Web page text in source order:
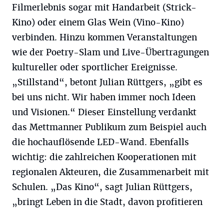
Filmerlebnis sogar mit Handarbeit (Strick-
Kino) oder einem Glas Wein (Vino-Kino)
verbinden. Hinzu kommen Veranstaltungen
wie der Poetry-Slam und Live-Übertragungen
kultureller oder sportlicher Ereignisse.
„Stillstand“, betont Julian Rüttgers, „gibt es
bei uns nicht. Wir haben immer noch Ideen
und Visionen.“ Dieser Einstellung verdankt
das Mettmanner Publikum zum Beispiel auch
die hochauflösende LED-Wand. Ebenfalls
wichtig: die zahlreichen Kooperationen mit
regionalen Akteuren, die Zusammenarbeit mit
Schulen. „Das Kino“, sagt Julian Rüttgers,
„bringt Leben in die Stadt, davon profitieren